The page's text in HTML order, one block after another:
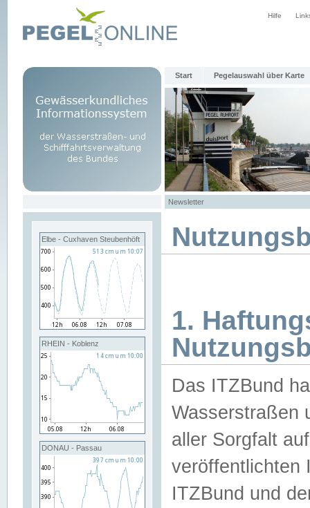
Hilfe
Start Pegelauswahl über Karte
Newsletter
Elbe - Cuxhaven Steubenhöft
RHEIN - Koblenz
DONAU - Passau
1.
Das ITZBund
Wasserstraßen
aller Sorgfalt
veröffentlichten
ITZBund und